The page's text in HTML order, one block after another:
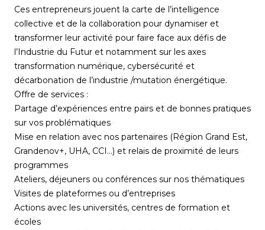
Ces entrepreneurs jouent la carte de l’intelligence
collective et de la collaboration pour dynamiser et
transformer leur activité pour faire face aux défis de
l’Industrie du Futur et notamment sur les axes
transformation numérique, cybersécurité et
décarbonation de l’industrie /mutation énergétique.
Offre de services :
Partage d’expériences entre pairs et de bonnes pratiques
sur vos problématiques
Mise en relation avec nos partenaires (Région Grand Est,
Grandenov+, UHA, CCI…) et relais de proximité de leurs
programmes
Ateliers, déjeuners ou conférences sur nos thématiques
Visites de plateformes ou d’entreprises
Actions avec les universités, centres de formation et
écoles